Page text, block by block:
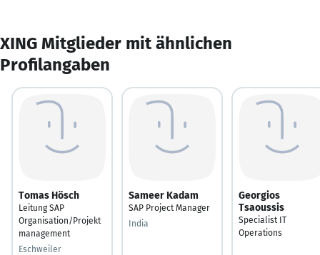
XING Mitglieder mit ähnlichen
Profilangaben
Tomas Hösch
Leitung SAP
Organisation/Projekt
management
Eschweiler
Sameer Kadam
SAP Project Manager
India
Georgios
Tsaoussis
Specialist IT
Operations